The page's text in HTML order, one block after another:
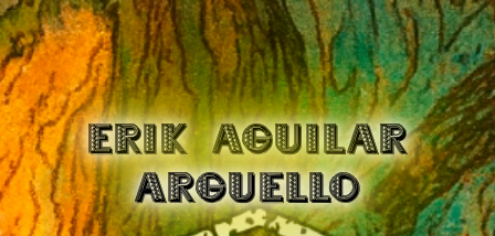
ERIK AGUILAR
ARGUELLO